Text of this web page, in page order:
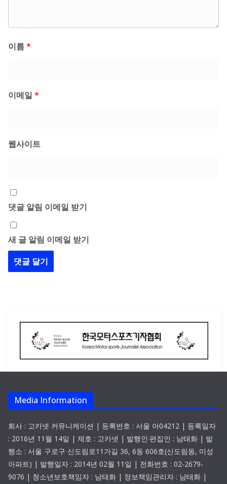
이름*
이메일 *
웹사이트
댓글 알림 이메일 받기
새 글 알림 이메일 받기
Media Information
회사 : 고카넷 커뮤니케이션 | 등록번호 : 서울 아04212 | 등록일자
: 2016년 11월 14일 | 제호 : 고카넷 | 발행인·편집인 : 남태화 | 발
행소 : 서울 구로구 신도림로11가길 36, 6동 606호(신도림동, 미성
아파트) | 발행일자 : 2014년 02월 11일 | 전화번호 : 02-2679-
9076 | 청소년보호책임자 : 남태화 | 정보책임관리자 : 남태화 |